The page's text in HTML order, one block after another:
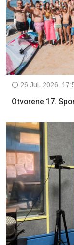
26 Jul, 2026.
Otvorene 17.